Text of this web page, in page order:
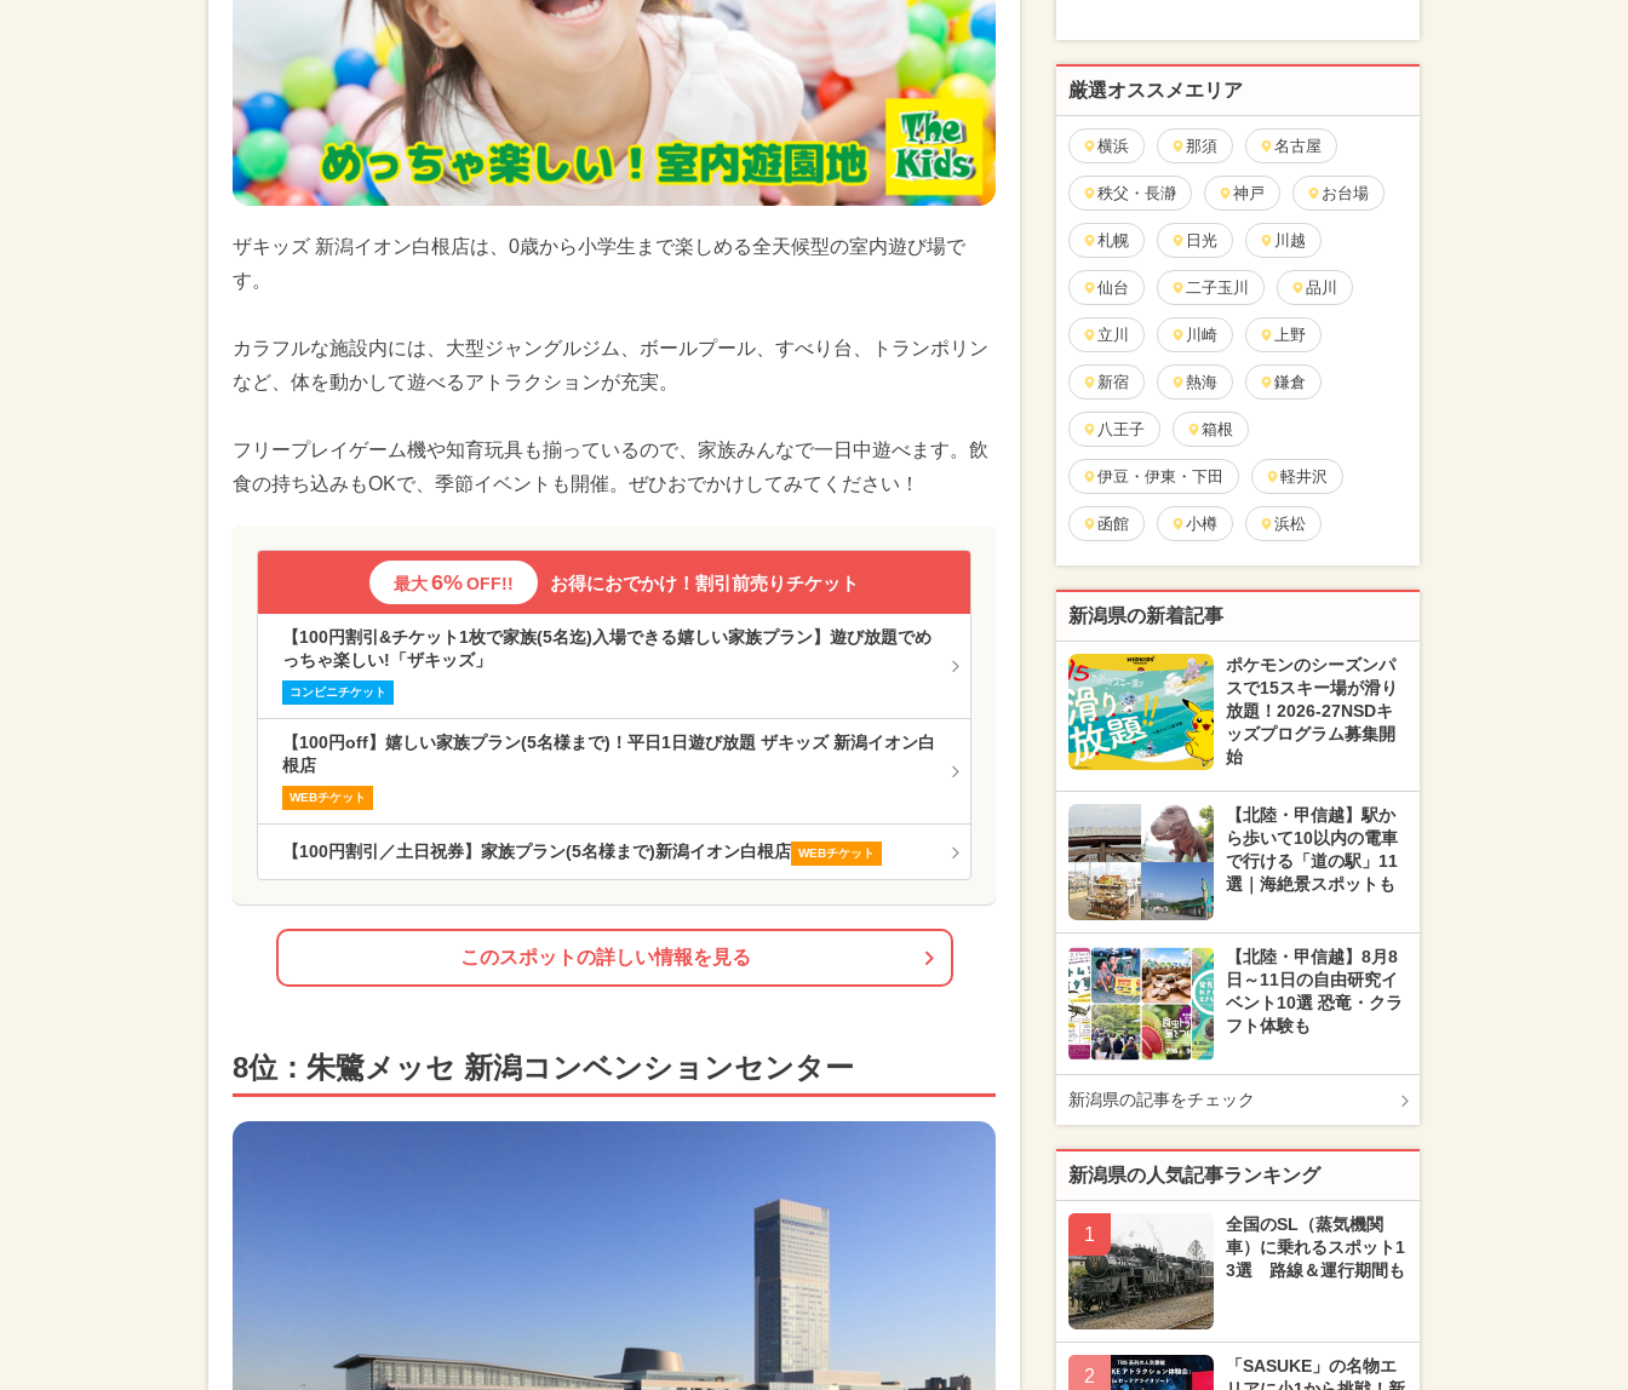
ザキッズ 新潟イオン白根店は、0歳から小学生まで楽しめる全天候型の室内遊び場で
す。
カラフルな施設内には、大型ジャングルジム、ボールプール、すべり台、トランポリン
など、体を動かして遊べるアトラクションが充実。
フリープレイゲーム機や知育玩具も揃っているので、家族みんなで一日中遊べます。飲
食の持ち込みもOKで、季節イベントも開催。ぜひおでかけしてみてください！
最大 6% OFF!! お得におでかけ！割引前売りチケット
【100円割引&チケット1枚で家族(5名迄)入場できる嬉しい家族プラン】遊び放題でめ
っちゃ楽しい!「ザキッズ」
コンビニチケット
【100円off】嬉しい家族プラン(5名様まで)！平日1日遊び放題 ザキッズ 新潟イオン白
根店
WEBチケット
【100円割引／土日祝券】家族プラン(5名様まで)新潟イオン白根店 WEBチケット
このスポットの詳しい情報を見る
8位：朱鷺メッセ 新潟コンベンションセンター
厳選オススメエリア
横浜 那須 名古屋
秩父・長瀞 神戸 お台場
札幌 日光 川越
仙台 二子玉川 品川
立川 川崎 上野
新宿 熱海 鎌倉
八王子 箱根
伊豆・伊東・下田 軽井沢
函館 小樽 浜松
新潟県の新着記事
ポケモンのシーズンパ
スで15スキー場が滑り
放題！2026-27NSDキ
ッズプログラム募集開
始
【北陸・甲信越】駅か
ら歩いて10以内の電車
で行ける「道の駅」11
選｜海絶景スポットも
【北陸・甲信越】8月8
日～11日の自由研究イ
ベント10選 恐竜・クラ
フト体験も
新潟県の記事をチェック
新潟県の人気記事ランキング
1
全国のSL（蒸気機関
車）に乗れるスポット1
3選 路線＆運行期間も
2
「SASUKE」の名物エ